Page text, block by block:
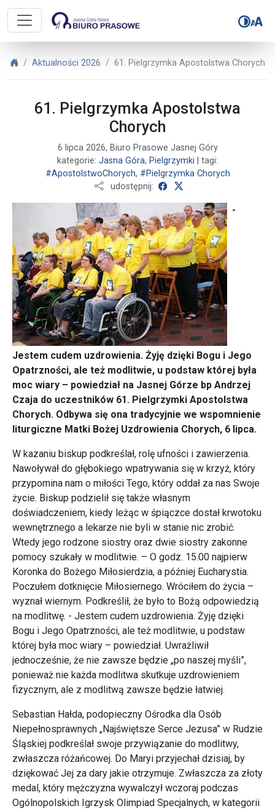
Biuro Prasowe Jasnej Góry – 61.
Biuro Prasowe Jasnej Góry
Aktualności 2026 61. Pielgrzymka Apostolstwa Chorych
61. Pielgrzymka Apostolstwa
Chorych
6 lipca 2026, Biuro Prasowe Jasnej Góry
kategorie: Jasna Góra, Pielgrzymki | tagi:
#ApostolstwoChorych, #Pielgrzymka Chorych
udostępnij:
udostępnij na Facebooku
-
Jestem cudem uzdrowienia. Żyję dzięki Bogu i Jego
Opatrzności, ale też modlitwie, u podstaw której była
moc wiary – powiedział na Jasnej Górze bp Andrzej
Czaja do uczestników 61. Pielgrzymki Apostolstwa
Chorych. Odbywa się ona tradycyjnie we wspomnienie
liturgiczne Matki Bożej Uzdrowienia Chorych, 6 lipca.
W kazaniu biskup podkreślał, rolę ufności i zawierzenia.
Nawoływał do głębokiego wpatrywania się w krzyż, który
przypomina nam o miłości Tego, który oddał za nas Swoje
życie. Biskup podzielił się także własnym
doświadczeniem, kiedy leżąc w śpiączce dostał krwotoku
wewnętrznego a lekarze nie byli w stanie nic zrobić.
Wtedy jego rodzone siostry oraz dwie siostry zakonne
pomocy szukały w modlitwie. – O godz. 15.00 najpierw
Koronka do Bożego Miłosierdzia, a później Eucharystia.
Poczułem dotknięcie Miłosiernego. Wróciłem do życia –
wyznał wiernym. Podkreślił, że było to Bożą odpowiedzią
na modlitwę. - Jestem cudem uzdrowienia. Żyję dzięki
Bogu i Jego Opatrzności, ale też modlitwie, u podstaw
której była moc wiary – powiedział. Uwrażliwił
jednocześnie, że nie zawsze będzie „po naszej myśli”,
ponieważ nie każda modlitwa skutkuje uzdrowieniem
fizycznym, ale z modlitwą zawsze będzie łatwiej.
Sebastian Hałda, podopieczny Ośrodka dla Osób
Niepełnosprawnych „Najświętsze Serce Jezusa” w Rudzie
Śląskiej podkreślał swoje przywiązanie do modlitwy,
zwłaszcza różańcowej. Do Maryi przyjechał dzisiaj, by
dziękować Jej za dary jakie otrzymuje. Zwłaszcza za złoty
medal, który mężczyzna wywalczył wczoraj podczas
Ogólnopolskich Igrzysk Olimpiad Specjalnych, w kategorii